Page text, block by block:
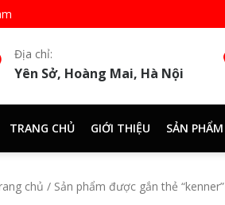
Địa chỉ:
Yên Sở, Hoàng Mai, Hà Nội
TRANG CHỦ GIỚI THIỆU SẢN PHẨM
chủ / Sản phẩm được gắn thẻ “kenner”